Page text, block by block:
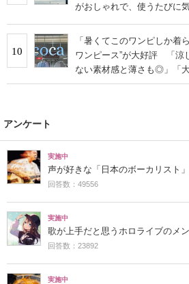
がおしゃれで、使うたびに
10
「暑くてこのワンピしか
ワンピース”が大好評 「涼
ない素材感と薄さも◎」「
アンケート
実施中
声が好きな「日本のボーカリスト
回答数：49556
実施中
歌が上手だと思うホロライブのメ
回答数：23892
実施中